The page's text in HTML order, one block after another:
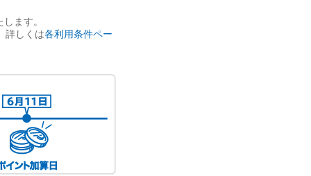
ます。
詳しくは各利用条件ペー